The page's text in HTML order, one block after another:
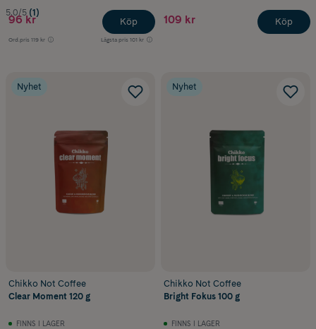
5.0/5 (1)
96 kr
Ord.pris 119 kr Lägsta pris 101 kr
Köp 109 kr Köp
Nyhet
Chikko Not Coffee
Clear Moment 120 g
FINNS I LAGER
Nyhet
Chikko Not Coffee
Bright Fokus 100 g
FINNS I LAGER